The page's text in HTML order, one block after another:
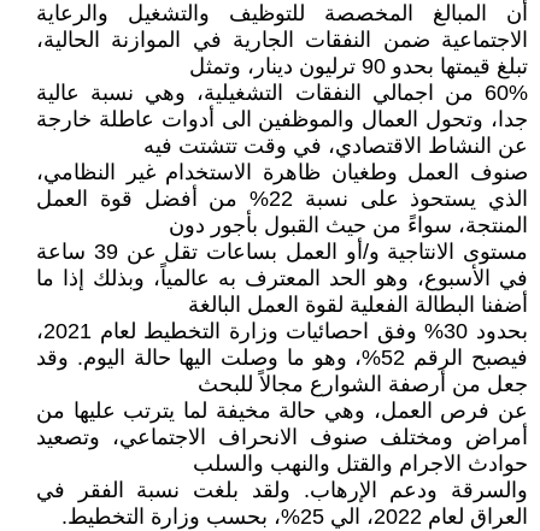
أن المبالغ المخصصة للتوظيف والتشغيل والرعاية
الاجتماعية ضمن النفقات الجارية في الموازنة الحالية،
تبلغ قيمتها بحدو 90 ترليون دينار، وتمثل
60% من اجمالي النفقات التشغيلية، وهي نسبة عالية
جدا، وتحول العمال والموظفين الى أدوات عاطلة خارجة
عن النشاط الاقتصادي، في وقت تتشتت فيه
صنوف العمل وطغيان ظاهرة الاستخدام غير النظامي،
الذي يستحوذ على نسبة 22% من أفضل قوة العمل
المنتجة، سواءً من حيث القبول بأجور دون
مستوى الانتاجية و/أو العمل بساعات تقل عن 39 ساعة
في الأسبوع، وهو الحد المعترف به عالمياً، وبذلك إذا ما
أضفنا البطالة الفعلية لقوة العمل البالغة
بحدود 30% وفق احصائيات وزارة التخطيط لعام 2021،
فيصبح الرقم 52%، وهو ما وصلت اليها حالة اليوم. وقد
جعل من أرصفة الشوارع مجالاً للبحث
عن فرص العمل، وهي حالة مخيفة لما يترتب عليها من
أمراض ومختلف صنوف الانحراف الاجتماعي، وتصعيد
حوادث الاجرام والقتل والنهب والسلب
والسرقة ودعم الإرهاب. ولقد بلغت نسبة الفقر في
العراق لعام 2022، الي 25%، بحسب وزارة التخطيط.